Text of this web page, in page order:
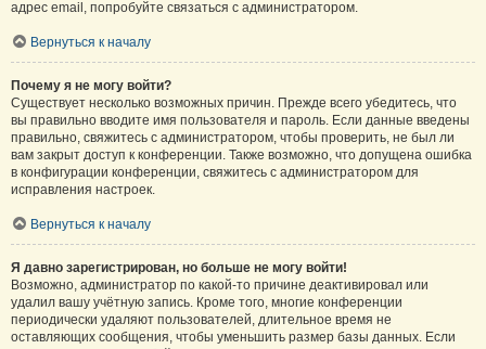
адрес email, попробуйте связаться с администратором.
Вернуться к началу
Почему я не могу войти?
Существует несколько возможных причин. Прежде всего убедитесь, что
вы правильно вводите имя пользователя и пароль. Если данные введены
правильно, свяжитесь с администратором, чтобы проверить, не был ли
вам закрыт доступ к конференции. Также возможно, что допущена ошибка
в конфигурации конференции, свяжитесь с администратором для
исправления настроек.
Вернуться к началу
Я давно зарегистрирован, но больше не могу войти!
Возможно, администратор по какой-то причине деактивировал или
удалил вашу учётную запись. Кроме того, многие конференции
периодически удаляют пользователей, длительное время не
оставляющих сообщения, чтобы уменьшить размер базы данных. Если